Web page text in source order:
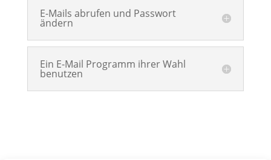
E-Mails abrufen und Passwort
ändern
Ein E-Mail Programm ihrer Wahl
benutzen